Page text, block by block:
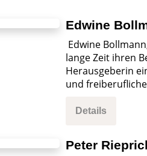
Edwine
Edwine
lange Zeit ihren
Herausgeberin
und
Details
Peter